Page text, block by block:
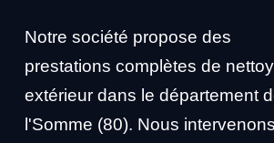
Notre société propose des
prestations complètes de
extérieur dans le département
l'Somme (80). Nous intervenons